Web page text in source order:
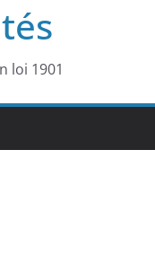
loi 1901